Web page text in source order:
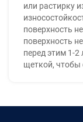
или растирку
поверхность
поверхность
перед этим 1-2
щеткой, чтобы